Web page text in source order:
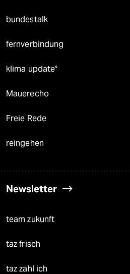
bundestalk
fernverbindung
klima update°
Mauerecho
Freie Rede
reingehen
Newsletter
team zukunft
taz frisch
taz zahl ich